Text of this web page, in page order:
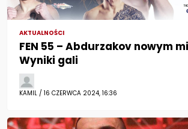
AKTUALNOŚCI
FEN 55 – Abdurzakov nowym
Wyniki gali
KAMIL / 16 CZERWCA 2024, 16:36